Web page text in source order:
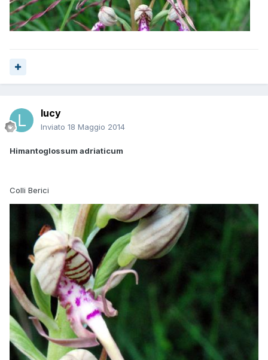
lucy
Inviato 18 Maggio 2014
Himantoglossum adriaticum
Colli Berici